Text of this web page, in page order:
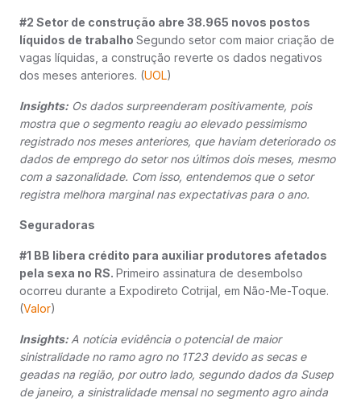
#2 Setor de construção abre 38.965 novos postos
líquidos de trabalho Segundo setor com maior criação de
vagas líquidas, a construção reverte os dados negativos
dos meses anteriores. (UOL)
Insights: Os dados surpreenderam positivamente, pois
mostra que o segmento reagiu ao elevado pessimismo
registrado nos meses anteriores, que haviam deteriorado os
dados de emprego do setor nos últimos dois meses, mesmo
com a sazonalidade. Com isso, entendemos que o setor
registra melhora marginal nas expectativas para o ano.
Seguradoras
#1 BB libera crédito para auxiliar produtores afetados
pela sexa no RS. Primeiro assinatura de desembolso
ocorreu durante a Expodireto Cotrijal, em Não-Me-Toque.
(Valor)
Insights: A notícia evidência o potencial de maior
sinistralidade no ramo agro no 1T23 devido as secas e
geadas na região, por outro lado, segundo dados da Susep
de janeiro, a sinistralidade mensal no segmento agro ainda